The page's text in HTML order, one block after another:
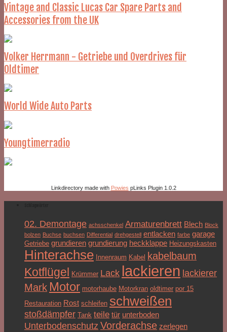
Vintage and Classic Lucas Car Spare Parts and
Accessories from the UK
Volker Herrmann - Getriebe und Overdrives für
Oldtimer
World Wide Auto Parts
Youngtimerradio
Linkdirectory made with Powies pLinks Plugin 1.0.2
02. Demontage achsschenkel Armaturenbrett Blech Block
bolzen Buchse buchsen Differential drehgestell entlacken farbe garage
Getriebe grundieren grundierung heckklappe Heizungskasten
Hinterachse Innenraum Kabel kabelbaum
Kotflügel Krümmer Lack lackieren lackierer
Mark Motor motorhaube Motorkran oldtimer por 15
Restauration Rost schleifen schweißen
stoßdämpfer Tank teile tür unterboden
Unterbodenschutz Vorderachse zerlegen